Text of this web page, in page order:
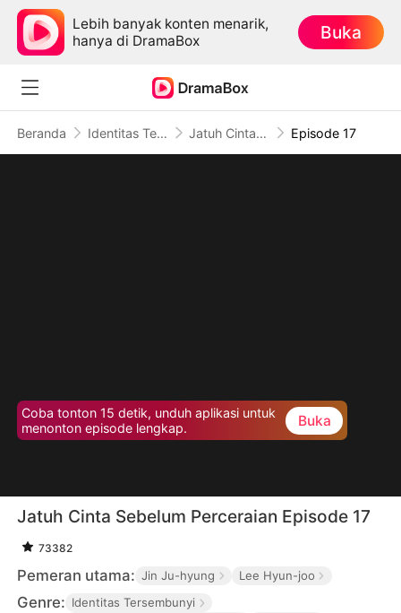
Lebih banyak konten menarik,
hanya di DramaBox
Buka
Beranda Identitas Tersembunyi Jatuh Cinta Sebelum Perceraian Episode 17
Coba tonton 15 detik, unduh aplikasi untuk
menonton episode lengkap.
Buka
Jatuh Cinta Sebelum Perceraian Episode 17
73382
Pemeran utama: Jin Ju-hyung Lee Hyun-joo
Genre: Identitas Tersembunyi